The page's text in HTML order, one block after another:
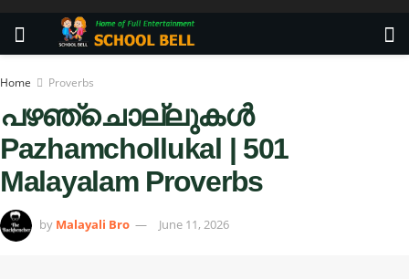
Home Proverbs
പഴഞ്ചൊല്ലുകള്‍
Pazhamchollukal | 501
Malayalam Proverbs
by Malayali Bro June 11, 2026